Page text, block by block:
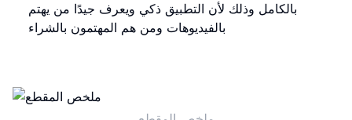
بالكامل وذلك لأن التطبيق ذكي ويعرف جيدًا من يهتم
بالفيديوهات ومن هم المهتمون بالشراء